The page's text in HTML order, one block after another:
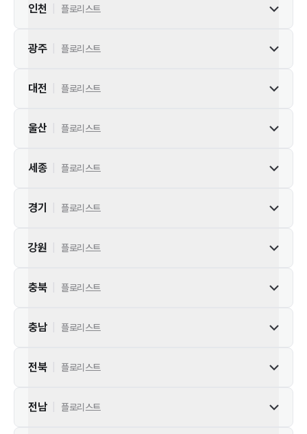
인천 플로리스트
광주 플로리스트
대전 플로리스트
울산 플로리스트
세종 플로리스트
경기 플로리스트
강원 플로리스트
충북 플로리스트
충남 플로리스트
전북 플로리스트
전남 플로리스트